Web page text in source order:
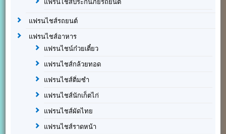
แฟรนไชส์ประกันภัยรถยนต์
แฟรนไชส์รถยนต์
แฟรนไชส์อาหาร
แฟรนไชน์ก๋วยเตี๋ยว
แฟรนไชส์กล้วยทอด
แฟรนไชส์ติ่มซำ
แฟรนไชส์นักเก็ตไก่
แฟรนไชส์ผัดไทย
แฟรนไชส์ราดหน้า